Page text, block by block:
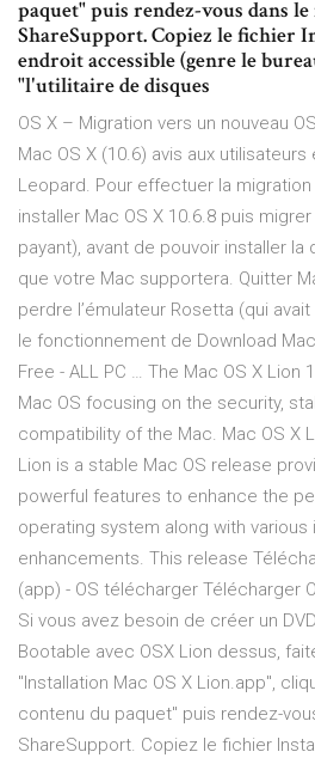
paquet" puis rendez-vous dans
ShareSupport. Copiez le fichier
endroit accessible (genre le
"l'utilitaire de disques
OS X – Migration vers un nouveau
Mac OS X (10.6) avis aux
Leopard. Pour effectuer la
installer Mac OS X 10.6.8 puis
payant), avant de pouvoir installer la
que votre Mac supportera. Quitter
perdre l’émulateur Rosetta (qui
le fonctionnement de Download
Free - ALL PC … The Mac OS X Lion
Mac OS focusing on the security,
compatibility of the Mac. Mac OS X
Lion is a stable Mac OS release
powerful features to enhance the
operating system along with various
enhancements. This release
(app) - OS télécharger Télécharger
Si vous avez besoin de créer un
Bootable avec OSX Lion dessus,
"Installation Mac OS X Lion.app",
contenu du paquet" puis rendez-
ShareSupport. Copiez le fichier